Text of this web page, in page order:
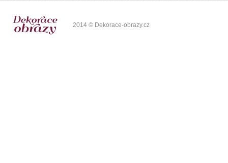
2014 © Dekorace-obrazy.cz